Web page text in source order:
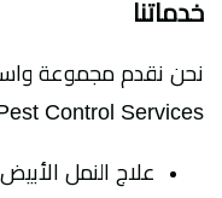
خدماتنا
نحن نقدم مجموعة
Control Services:
علاج النمل